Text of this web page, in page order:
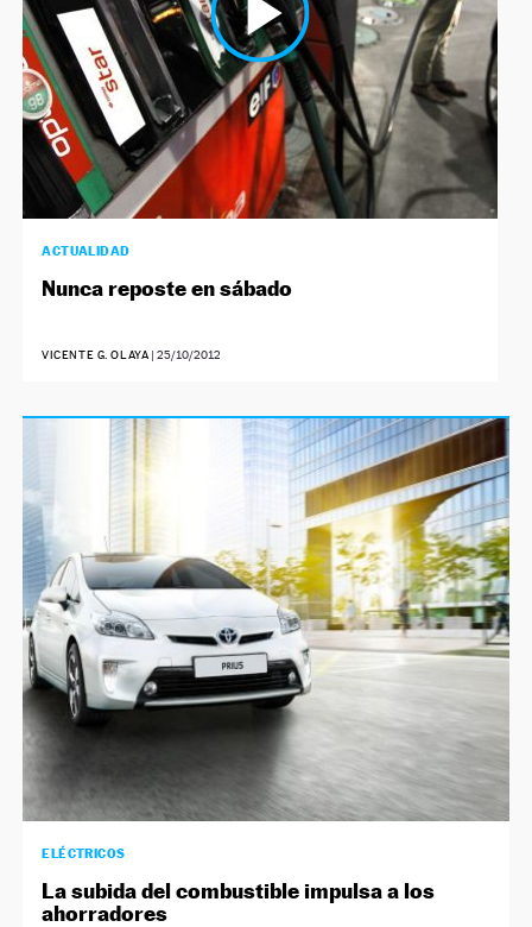
ACTUALIDAD
Nunca reposte en sábado
VICENTE G. OLAYA |25/10/2012
ELÉCTRICOS
La subida del combustible impulsa a los
ahorradores